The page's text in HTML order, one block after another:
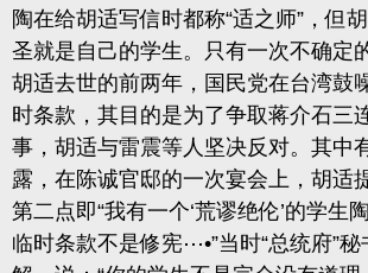
陶在给胡适写信时都称“适之师”，但
圣就是自己的学生。只有一次不确定
胡适去世的前两年，国民党在台湾鼓
时条款，其目的是为了争取蒋介石三
事，胡适与雷震等人坚决反对。其中
露，在陈诚官邸的一次宴会上，胡适
第二点即“我有一个‘荒谬绝伦’的学生
临时条款不是修宪⋯•”当时“总统府”